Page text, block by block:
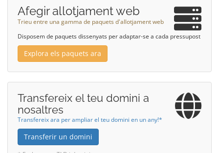
Afegir allotjament web
Trieu entre una gamma de paquets d'allotjament web
Disposem de paquets dissenyats per adaptar-se a cada pressupost
Explora els paquets ara
Transfereix el teu domini a
nosaltres
Transfereix ara per ampliar el teu domini en un any!*
Transferir un domini